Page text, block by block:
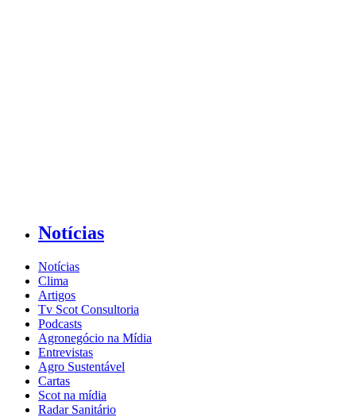
Notícias
Notícias
Clima
Artigos
Tv Scot Consultoria
Podcasts
Agronegócio na Mídia
Entrevistas
Agro Sustentável
Cartas
Scot na mídia
Radar Sanitário